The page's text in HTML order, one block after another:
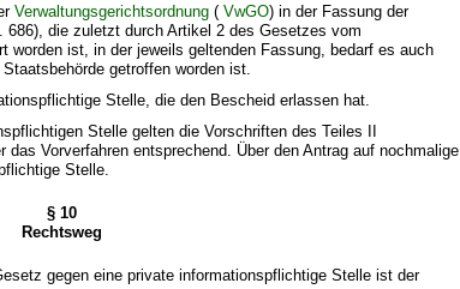
Verwaltungsgerichtsordnung (VwGO) in der Fassung der
die zuletzt durch Artikel 2 des Gesetzes vom
worden ist, in der jeweils geltenden Fassung, bedarf es auch
getroffen worden ist.
Stelle, die den Bescheid erlassen hat.
Stelle gelten die Vorschriften des Teiles II
das Vorverfahren entsprechend. Über den Antrag auf nochmalige
Stelle.
§ 10
Rechtsweg
gegen eine private informationspflichtige Stelle ist der